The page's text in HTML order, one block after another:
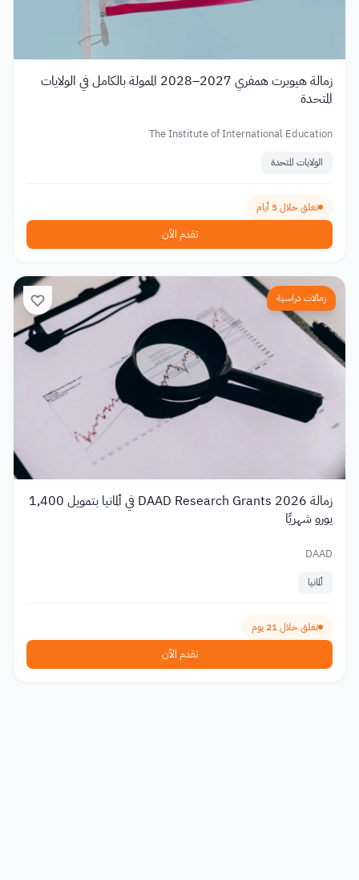
زمالة هيوبرت همفري 2027–2028 الممولة بالكامل في الولايات
المتحدة
The Institute of International Education
الولايات المتحدة
تغلق خلال 5 أيام
تقدم الآن
زمالات دراسية
زمالة DAAD Research Grants 2026 في ألمانيا بتمويل 1,400
يورو شهريًا
DAAD
ألمانيا
تغلق خلال 21 يوم
تقدم الآن